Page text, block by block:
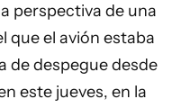
perspectiva de una
que el avión estaba
de despegue desde
este jueves, en la